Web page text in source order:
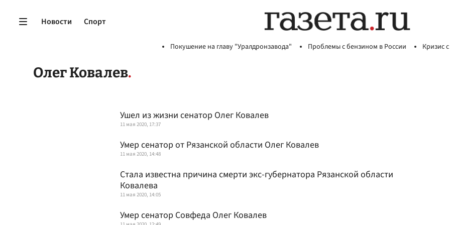
Новости Спорт
Покушение на главу "Уралдронзавода" Проблемы с бензином в России Кризис
Олег Ковалев
Ушел из жизни сенатор Олег Ковалев
11 мая 2020, 17:37
Умер сенатор от Рязанской области Олег Ковалев
11 мая 2020, 14:48
Стала известна причина смерти экс-губернатора Рязанской области
Ковалева
11 мая 2020, 14:05
Умер сенатор Совфеда Олег Ковалев